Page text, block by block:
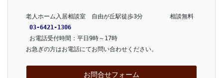
老人ホーム入居相談室　自由が丘駅徒歩3分　      相談無料
03-6421-1306
お電話受付時間：平日9時～17時
お急ぎの方はお電話にてお問い合わせください。
お問合せフォーム